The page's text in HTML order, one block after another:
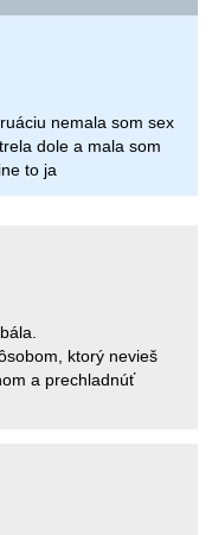
nemala som sex
dole a mala som
to ja
ktorý nevieš
a prechladnúť